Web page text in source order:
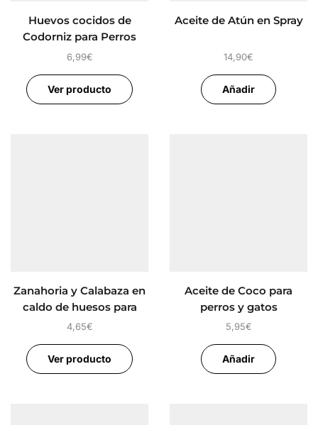
Huevos cocidos de
Codorniz para Perros
6,99€
Ver producto
Aceite de Atún en Spray
14,90€
Añadir
Zanahoria y Calabaza en
caldo de huesos para
perros
4,65€
Ver producto
Aceite de Coco para
perros y gatos
5,95€
Añadir